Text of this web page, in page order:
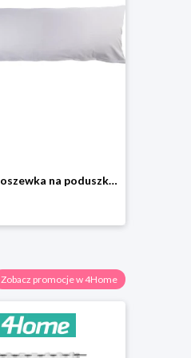
4Home Poszewka na poduszkę relaksacyjna Mąż zastępczy, jasnoszara, 55 x 180 cm
Zobacz promocje w 4Home